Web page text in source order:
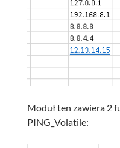
Moduł ten zawiera 2
PING_Volatile: